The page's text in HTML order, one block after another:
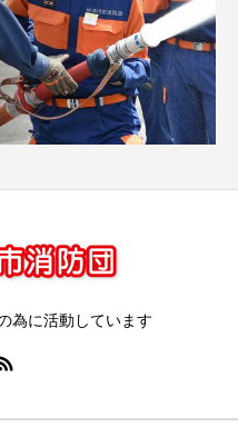
為に活動しています